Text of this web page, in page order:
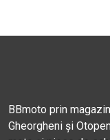
BBmoto prin
Gheorgheni și